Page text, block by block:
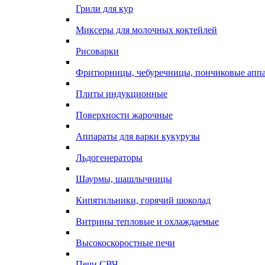
Грили для кур
Миксеры для молочных коктейлей
Рисоварки
Фритюрницы, чебуречницы, пончиковые
Плиты индукционные
Поверхности жарочные
Аппараты для варки кукурузы
Льдогенераторы
Шаурмы, шашлычницы
Кипятильники, горячий шоколад
Витрины тепловые и охлаждаемые
Высокоскоростные печи